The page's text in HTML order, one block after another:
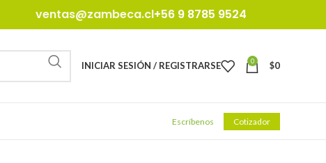
ventas@zambeca.cl+56 9 8785 9524
INICIAR SESIÓN / REGISTRARSE 0 $0
Escríbenos Cotizador